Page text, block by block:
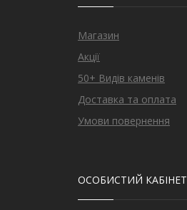
Магазин
Акції
50+ Видів каменів
Доставка та оплата
Умови повернення
ОСОБИСТИЙ КАБІНЕТ